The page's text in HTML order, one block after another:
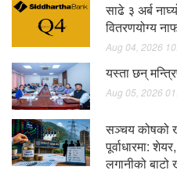
साढे ३ अर्ब
वितरणयोग्य
Aug 04, 2026
यस्ता छन्
Aug 05, 2026
सञ्चय कोषको
पूर्वाधारमा:
लगानीको बाटो